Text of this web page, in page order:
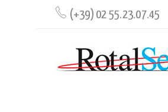
(+39) 02 55.23.07.45